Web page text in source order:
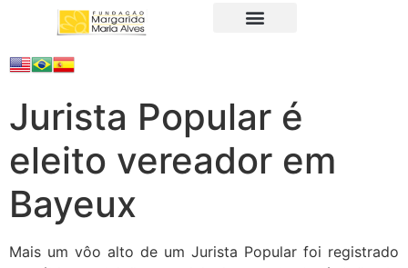
Jurista Popular é
eleito vereador em
Bayeux
Mais um vôo alto de um Jurista Popular foi registrado